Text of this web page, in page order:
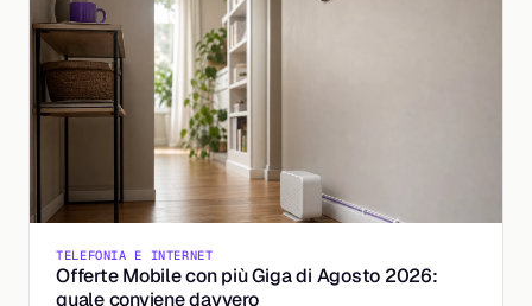
TELEFONIA E INTERNET
Offerte Mobile con più Giga di Agosto 2026:
quale conviene davvero